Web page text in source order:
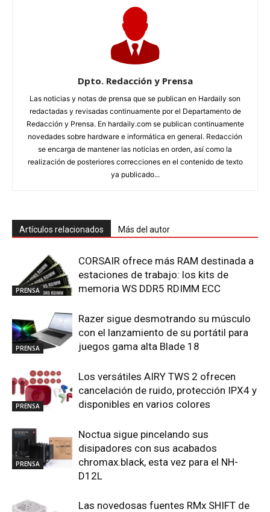
Dpto. Redacción y Prensa
Las noticias y notas de prensa que se publican en Hardaily son
redactadas y revisadas continuamente por el Departamento de
Redacción y Prensa. En hardaily.com se publican continuamente
novedades sobre hardware e informática en general. Redacción
se encarga de mantener las noticias en orden, así como la
realización de posteriores correcciones en el contenido de texto
ya publicado...
Artículos relacionados Más del autor
PRENSA
CORSAIR ofrece más RAM destinada a
estaciones de trabajo: los kits de
memoria WS DDR5 RDIMM ECC
PRENSA
Razer sigue desmotrando su músculo
con el lanzamiento de su portátil para
juegos gama alta Blade 18
PRENSA
Los versátiles AIRY TWS 2 ofrecen
cancelación de ruido, protección IPX4 y
disponibles en varios colores
PRENSA
Noctua sigue pincelando sus
disipadores con sus acabados
chromax.black, esta vez para el NH-
D12L
Las novedosas fuentes RMx SHIFT de